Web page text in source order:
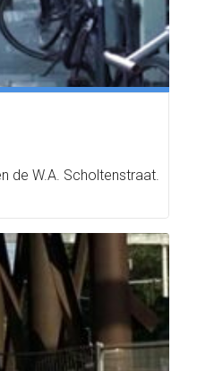
de W.A. Scholtenstraat.